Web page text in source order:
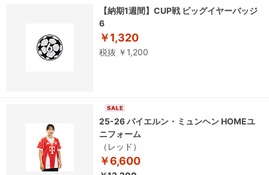
【納期1週間】CUP戦 ビッグイヤーバッジ
6
￥1,320
税抜 ￥1,200
25-26 バイエルン・ミュンヘン HOMEユ
ニフォーム
（レッド）
￥6,600